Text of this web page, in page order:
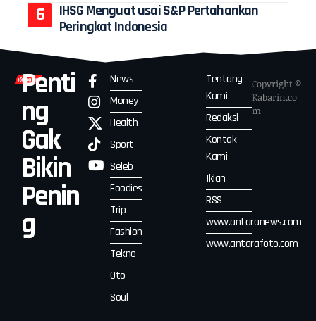
IHSG Menguat usai S&P Pertahankan
Peringkat Indonesia
Penti
ng
Gak
Bikin
Penin
g
News
Money
Health
Sport
Seleb
Foodies
Trip
Fashion
Tekno
Oto
Soul
Tentang
Kami
Redaksi
Kontak
Kami
Iklan
RSS
www.antaranews.com
www.antarafoto.com
Copyright ©
Kabarin.co
m